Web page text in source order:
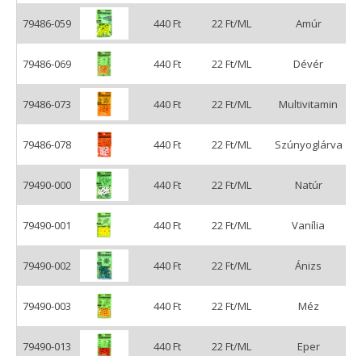
79486-059 440 Ft 22 Ft/ML Amúr
79486-069 440 Ft 22 Ft/ML Dévér
79486-073 440 Ft 22 Ft/ML Multivitamin
79486-078 440 Ft 22 Ft/ML Szúnyoglárva
79490-000 440 Ft 22 Ft/ML Natúr
79490-001 440 Ft 22 Ft/ML Vanília
79490-002 440 Ft 22 Ft/ML Ánizs
79490-003 440 Ft 22 Ft/ML Méz
79490-013 440 Ft 22 Ft/ML Eper